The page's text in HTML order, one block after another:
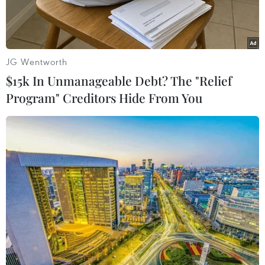
(Ảnh minh họa: Nguyễn Oanh/TTXVN)
Sáng 10/12, hỏa hoạn đã xảy ra tại 3 kho xưởng
chứa phế liệu liền kề rộng hàng ngàn mét
vuông nằm trên đường Nữ Dân Công, ấp 4, xã
Vĩnh Lộc A, huyện Bình Chánh (Thành phố Hồ
JG Wentworth
$15k In Unmanageable Debt? The "Relief
Program" Creditors Hide From You